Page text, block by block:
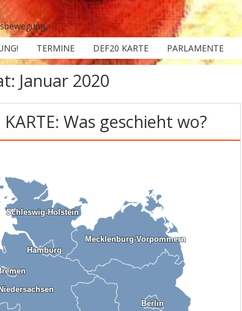
TERMINE DEF20 KARTE PARLAMENTE
Januar 2020
KARTE: Was geschieht wo?
Berlin
Berlin
Hamburg
Hamburg
Niedersachsen
Niedersachsen
Mecklenburg-Vorpommern
Mecklenburg-Vorpommern
Schleswig-Holstein
Schleswig-Holstein